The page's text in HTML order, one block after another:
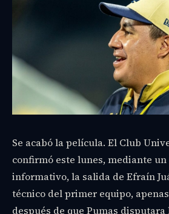
Se acabó la película. El Club
confirmó este lunes, mediante
informativo, la salida de Efraín
técnico del primer equipo,
después de que Pumas